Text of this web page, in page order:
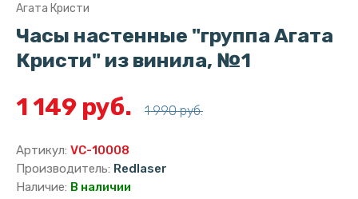
Агата Кристи
Часы настенные "группа Агата
Кристи" из винила, №1
1 149 руб. 1 990 руб.
Артикул: VC-10008
Производитель: Redlaser
Наличие: В наличии